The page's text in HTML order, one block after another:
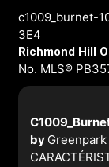
c1009_burnet-
3E4
Richmond Hill
No. MLS®
by